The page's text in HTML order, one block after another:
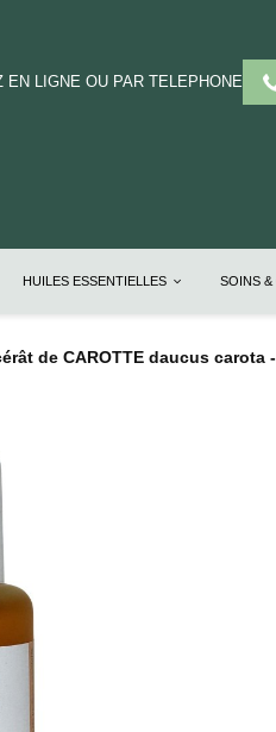
EN LIGNE OU PAR TELEPHONE
HUILES ESSENTIELLES SOINS &
de CAROTTE daucus carota